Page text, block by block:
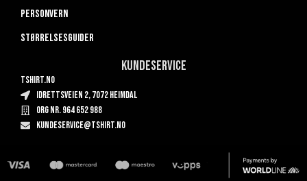
Personvern
Størrelsesguider
Kundeservice
TSHIRT.NO
Idrettsveien 2, 7072 Heimdal
Org nr. 964 652 988
kundeservice@tshirt.no